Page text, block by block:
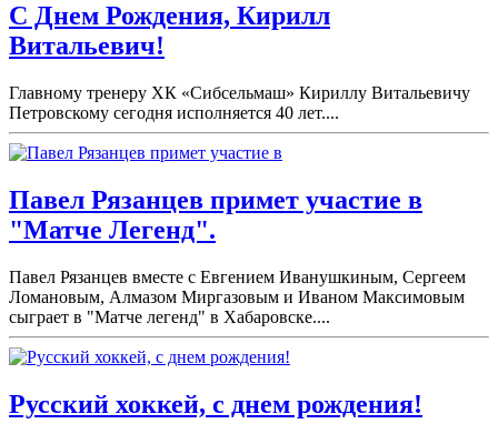
С Днем Рождения, Кирилл
Витальевич!
Главному тренеру ХК «Сибсельмаш» Кириллу Витальевичу
Петровскому сегодня исполняется 40 лет....
Павел Рязанцев примет участие в
"Матче Легенд".
Павел Рязанцев вместе с Евгением Иванушкиным, Сергеем
Ломановым, Алмазом Миргазовым и Иваном Максимовым
сыграет в "Матче легенд" в Хабаровске....
Русский хоккей, с днем рождения!